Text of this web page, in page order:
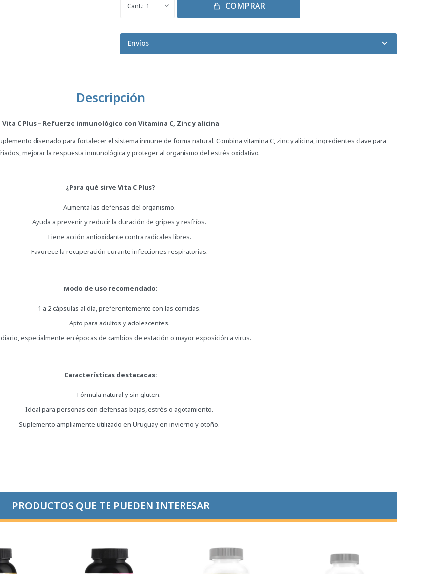
1 COMPRAR
Envíos
Descripción
Vita C Plus – Refuerzo inmunológico con Vitamina C, Zinc y alicina
diseñado para fortalecer el sistema inmune de forma natural. Combina vitamina C, zinc y alicina, ingredientes clave para
mejorar la respuesta inmunológica y proteger al organismo del estrés oxidativo.
¿Para qué sirve Vita C Plus?
Aumenta las defensas del organismo.
Ayuda a prevenir y reducir la duración de gripes y resfríos.
Tiene acción antioxidante contra radicales libres.
Favorece la recuperación durante infecciones respiratorias.
Modo de uso recomendado:
1 a 2 cápsulas al día, preferentemente con las comidas.
Apto para adultos y adolescentes.
especialmente en épocas de cambios de estación o mayor exposición a virus.
Características destacadas:
Fórmula natural y sin gluten.
Ideal para personas con defensas bajas, estrés o agotamiento.
Suplemento ampliamente utilizado en Uruguay en invierno y otoño.
PRODUCTOS QUE TE PUEDEN INTERESAR